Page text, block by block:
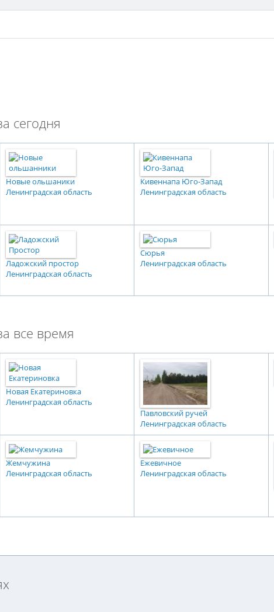
сегодня
Новые ольшаники
Ленинградская область
Кивеннапа Юго-Запад
Ленинградская область
Ладожский простор
Ленинградская область
Сюрья
Ленинградская область
все время
Новая Екатериновка
Ленинградская область
Павловский ручей
Ленинградская область
Жемчужина
Ленинградская область
Ежевичное
Ленинградская область